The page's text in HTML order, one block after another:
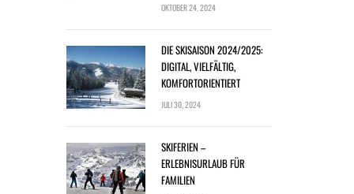
OKTOBER 24, 2024
DIE SKISAISON 2024/2025:
DIGITAL, VIELFÄLTIG,
KOMFORTORIENTIERT
JULI 30, 2024
SKIFERIEN –
ERLEBNISURLAUB FÜR
FAMILIEN